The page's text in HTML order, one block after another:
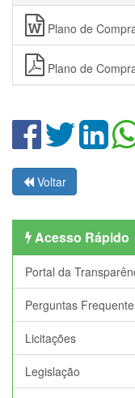
Plano de
Plano de
Voltar
Acesso Rápido
Portal da
Perguntas
Licitações
Legislação